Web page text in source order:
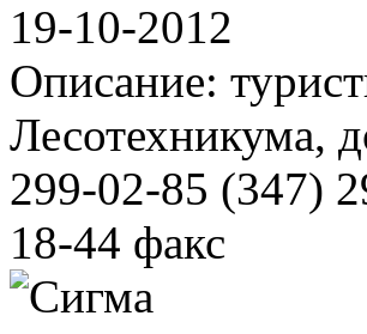
19-10-2012
Описание:
Лесотехникума,
299-02-85 (347)
18-44 факс